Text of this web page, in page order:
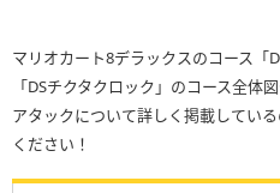
マリオカート8デラックスのコース「
「DSチクタクロック」のコース全体
アタックについて詳しく掲載してい
ください！